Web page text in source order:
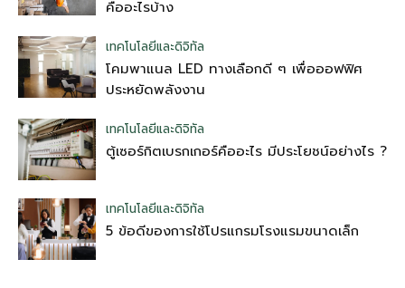
คืออะไรบ้าง
เทคโนโลยีและดิจิทัล
โคมพาแนล LED ทางเลือกดี ๆ เพื่อออฟฟิศ
ประหยัดพลังงาน
เทคโนโลยีและดิจิทัล
ตู้เซอร์กิตเบรกเกอร์คืออะไร มีประโยชน์อย่างไร ?
เทคโนโลยีและดิจิทัล
5 ข้อดีของการใช้โปรแกรมโรงแรมขนาดเล็ก